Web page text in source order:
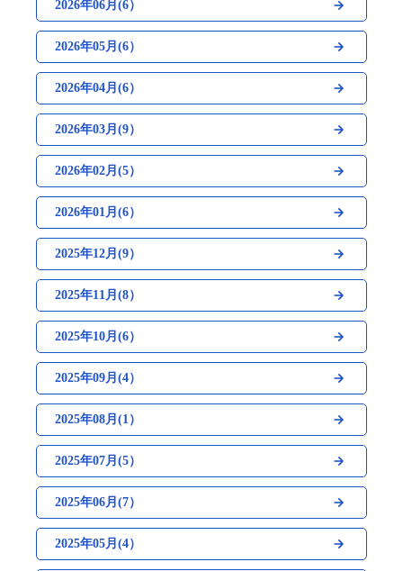
2026年06月(6）
2026年05月(6）
2026年04月(6）
2026年03月(9）
2026年02月(5）
2026年01月(6）
2025年12月(9）
2025年11月(8）
2025年10月(6）
2025年09月(4）
2025年08月(1）
2025年07月(5）
2025年06月(7）
2025年05月(4）